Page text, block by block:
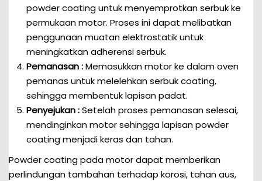
powder coating untuk menyemprotkan serbuk ke
permukaan motor. Proses ini dapat melibatkan
penggunaan muatan elektrostatik untuk
meningkatkan adherensi serbuk.
Pemanasan :Memasukkan motor ke dalam oven
pemanas untuk melelehkan serbuk coating,
sehingga membentuk lapisan padat.
Penyejukan :Setelah proses pemanasan selesai,
mendinginkan motor sehingga lapisan powder
coating menjadi keras dan tahan.
Powder coating pada motor dapat memberikan
perlindungan tambahan terhadap korosi, tahan aus,